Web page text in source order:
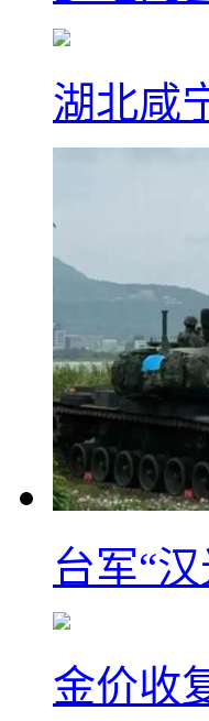
湖北咸
台军“
金价收